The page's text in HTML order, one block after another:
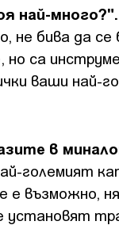
най-много?".
не бива да
но са
ваши най-
в
големият
е възможно,
установят